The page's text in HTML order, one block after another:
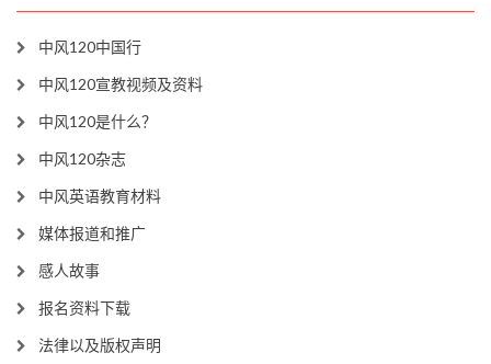
中风120中国行
中风120宣教视频及资料
中风120是什么？
中风120杂志
中风英语教育材料
媒体报道和推广
感人故事
报名资料下载
法律以及版权声明